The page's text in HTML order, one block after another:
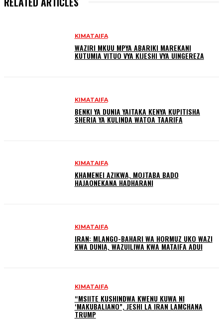
KIMATAIFA
WAZIRI MKUU MPYA ABARIKI MAREKANI
KUTUMIA VITUO VYA KIJESHI VYA UINGEREZA
KIMATAIFA
BENKI YA DUNIA YAITAKA KENYA KUPITISHA
SHERIA YA KULINDA WATOA TAARIFA
KIMATAIFA
KHAMENEI AZIKWA, МОЈТАВА ВADO
HAJAONEKANA HADHARANI
KIMATAIFA
IRAN: MLANGO-BAHARI WA HORMUZ UKO WAZI
KWA DUNIA, WAZUILIWA KWA MATAIFA ADUI
KIMATAIFA
“MSIITE KUSHINDWA KWENU KUWA NI
‘MAKUBALIANO”, JESHI LA IRAN LAMCHANA
TRUMP